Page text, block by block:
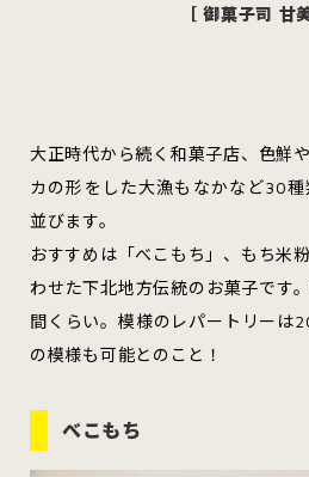
青森市 五所川原市
弘前市 黒石市
［ 御菓子司 甘
大正時代から続く和菓子店、色鮮
カの形をした大漁もなかなど30
並びます。
おすすめは「べこもち」、もち米
わせた下北地方伝統のお菓子です
間くらい。模様のレパートリーは
の模様も可能とのこと！
べこもち